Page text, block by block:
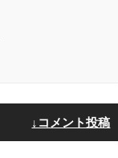
↓コメント投稿